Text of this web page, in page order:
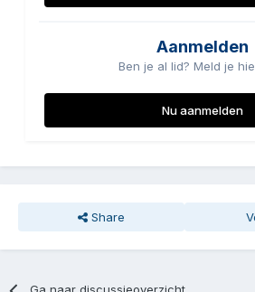
Aanmelden
Ben je al lid? Meld je
Nu aanmelden
Share